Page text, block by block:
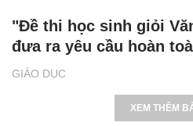
GIÁO DỤC
"Đề thi học sinh giỏi
đưa ra yêu cầu hoàn
XEM THÊM